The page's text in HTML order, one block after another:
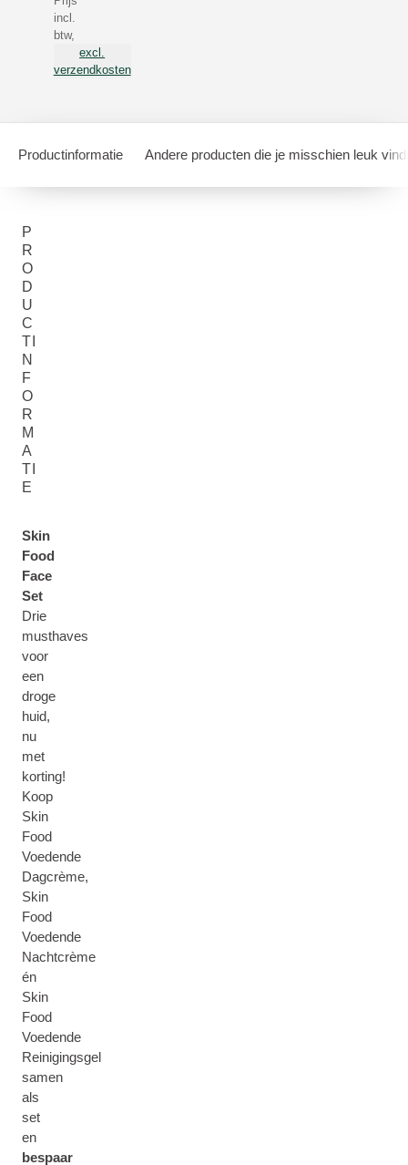
incl.
btw,
excl.
verzendkosten
Productinformatie Andere producten die je misschien leuk
P
R
O
D
U
C
TI
N
F
O
R
M
A
TI
E
Skin
Food
Face
Set
Drie
musthaves
voor
een
droge
huid,
nu
met
korting!
Koop
Skin
Food
Voedende
Dagcrème,
Skin
Food
Voedende
Nachtcrème
én
Skin
Food
Voedende
Reinigingsgel
samen
als
set
en
bespaar